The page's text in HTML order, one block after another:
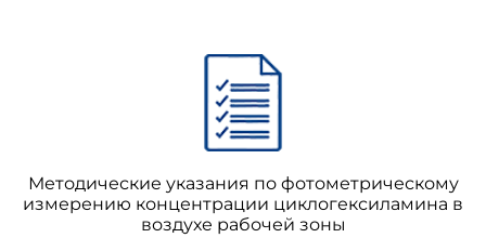
Методические указания по фотометрическому
измерению концентрации циклогексиламина в
воздухе рабочей зоны